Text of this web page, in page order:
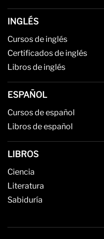
INGLÉS
Cursos de inglés
Certificados de inglés
Libros de inglés
ESPAÑOL
Cursos de español
Libros de español
LIBROS
Ciencia
Literatura
Sabiduría